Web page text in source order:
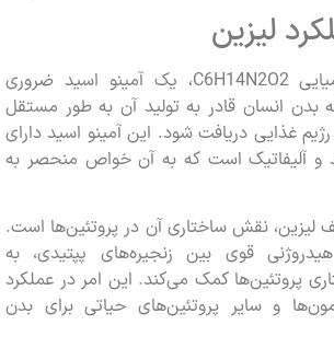
لیزین
لیزین، با فرمول شیمیایی C6H14N2O2، یک آمینو اسید ضروری
قادر به تولید آن به طور مستقل
دریافت شود. این آمینو اسید دارای
است که به آن خواص منحصر به
نقش ساختاری آن در پروتئین‌ها است.
قوی بین زنجیره‌های پپتیدی، به
کمک می‌کند. این امر در عملکرد
و سایر پروتئین‌های حیاتی برای بدن